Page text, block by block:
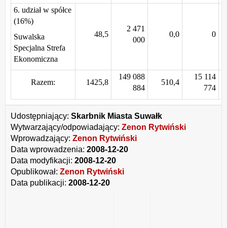
6. udział w spółce
(16%)
Suwalska
Specjalna Strefa
Ekonomiczna
48,5
2 471
000
0,0 0
Razem: 1425,8
149 088
884
510,4
15 114
774
Udostępniający: Skarbnik Miasta Suwałk
Wytwarzający/odpowiadający: Zenon Rytwiński
Wprowadzający: Zenon Rytwiński
Data wprowadzenia: 2008-12-20
Data modyfikacji: 2008-12-20
Opublikował: Zenon Rytwiński
Data publikacji: 2008-12-20